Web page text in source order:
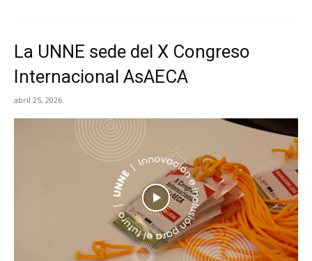
La UNNE sede del X Congreso
Internacional AsAECA
abril 25, 2026